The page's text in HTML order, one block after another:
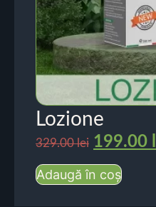
Lozione
329.00lei 199.00
Adaugă în coș